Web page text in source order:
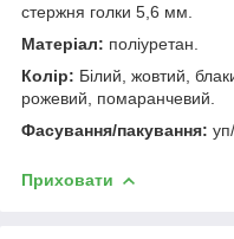
стержня голки 5,6 мм.
Матеріал: поліуретан.
Колір: Білий, жовтий,
рожевий, помаранчевий.
Фасування/пакування:
Приховати